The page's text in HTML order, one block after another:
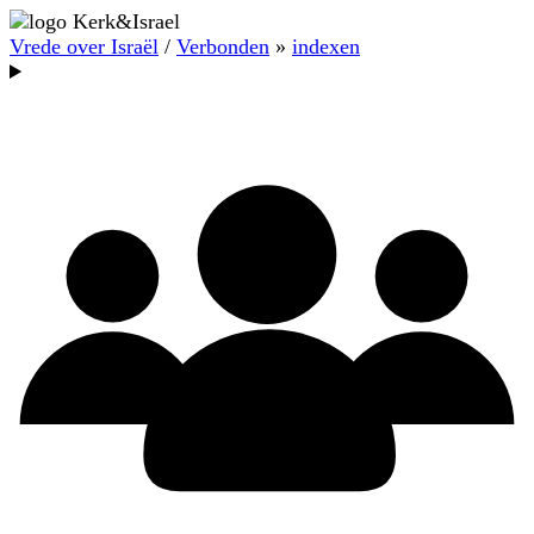
Vrede over Israël / Verbonden » indexen